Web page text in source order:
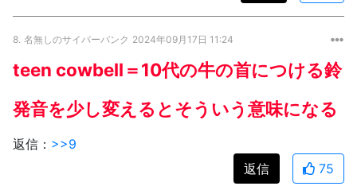
8. 名無しのサイバーパンク 2024年09月17日 11:24
teen cowbell＝10代の牛の首につける鈴
発音を少し変えるとそういう意味になる
返信： >>9
返信
75